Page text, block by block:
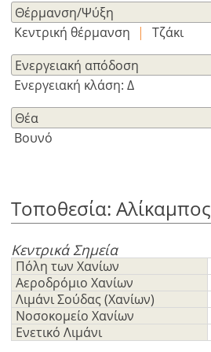
Θέρμανση/Ψύξη
Κεντρική θέρμανση |
Τζάκι
Ενεργειακή απόδοση
Ενεργειακή κλάση: Δ
Θέα
Βουνό
Τοποθεσία: Αλίκαμπος
Κεντρικά Σημεία
Πόλη των Χανίων
Αεροδρόμιο Χανίων
Λιμάνι Σούδας (Χανίων)
Νοσοκομείο Χανίων
Ενετικό Λιμάνι
Αποθήκευση
Δεν
έχετε
λογαριασμό?
Εγραφείτε
τώρα!
δείτε
όλα
τα